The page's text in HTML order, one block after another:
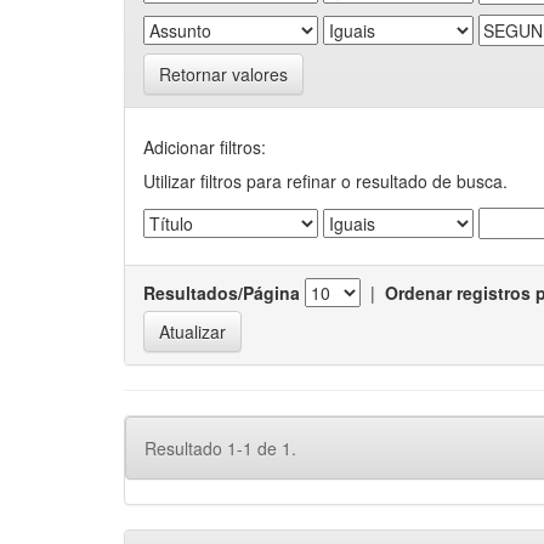
Retornar valores
Adicionar filtros:
Utilizar filtros para refinar o resultado de busca.
Resultados/Página | Ordenar registros
Resultado 1-1 de 1.